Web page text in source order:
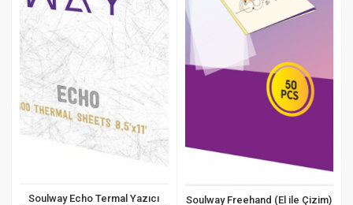
Soulway Echo Termal Yazıcı
Soulway Freehand (El ile Çizim)